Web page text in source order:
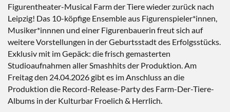
Figurentheater-Musical Farm der Tiere wieder zurück nach
Leipzig! Das 10-köpfige Ensemble aus Figurenspieler*innen,
Musiker*innnen und einer Figurenbauerin freut sich auf
weitere Vorstellungen in der Geburtsstadt des Erfolgsstücks.
Exklusiv mit im Gepäck: die frisch gemasterten
Studioaufnahmen aller Smashhits der Produktion. Am
Freitag den 24.04.2026 gibt es im Anschluss an die
Produktion die Record-Release-Party des Farm-Der-Tiere-
Albums in der Kulturbar Froelich & Herrlich.